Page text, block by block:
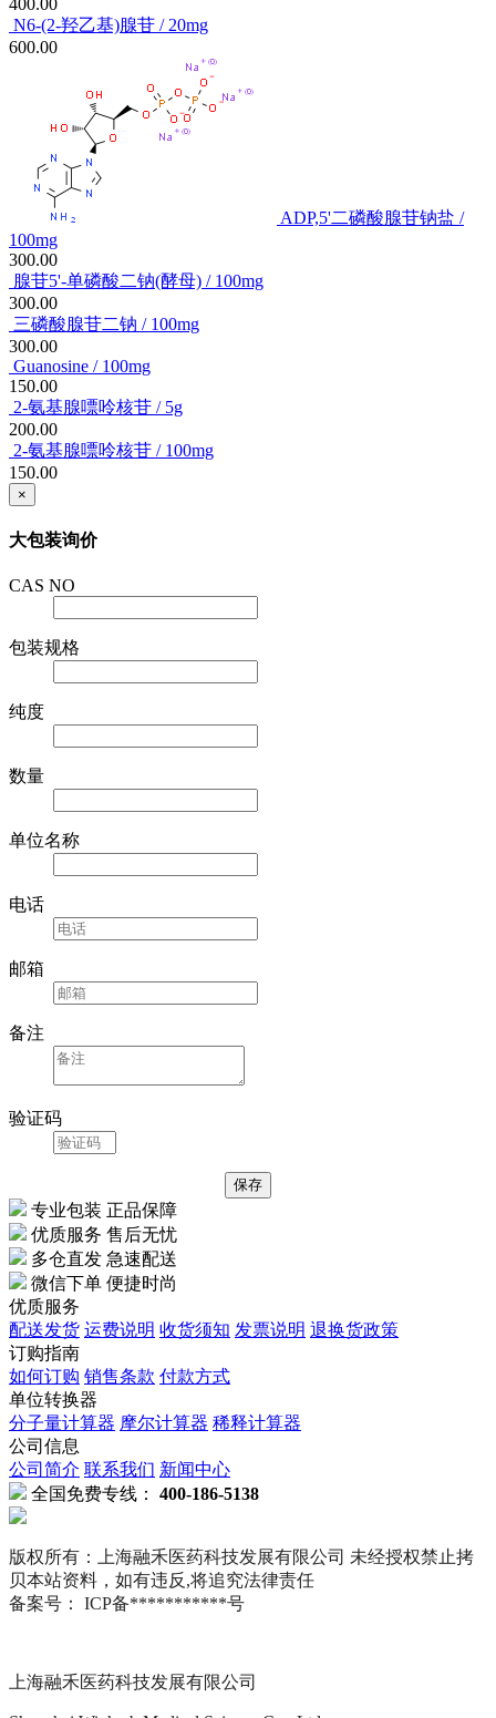
N6-(2-羟乙基)腺苷 / 20mg
600.00
ADP,5'二磷酸腺苷钠盐 /
100mg
300.00
腺苷5'-单磷酸二钠(酵母) / 100mg
300.00
三磷酸腺苷二钠 / 100mg
300.00
Guanosine / 100mg
150.00
2-氨基腺嘌呤核苷 / 5g
200.00
2-氨基腺嘌呤核苷 / 100mg
150.00
×
大包装询价
CAS NO
包装规格
纯度
数量
单位名称
电话
邮箱
备注
验证码
专业包装 正品保障
优质服务 售后无忧
多仓直发 急速配送
微信下单 便捷时尚
优质服务
配送发货 运费说明 收货须知 发票说明 退换货政策
订购指南
如何订购 销售条款 付款方式
单位转换器
分子量计算器 摩尔计算器 稀释计算器
公司信息
公司简介 联系我们 新闻中心
全国免费专线： 400-186-5138
版权所有：上海融禾医药科技发展有限公司 未经授权禁止拷
贝本站资料，如有违反,将追究法律责任
备案号： ICP备***********号
上海融禾医药科技发展有限公司